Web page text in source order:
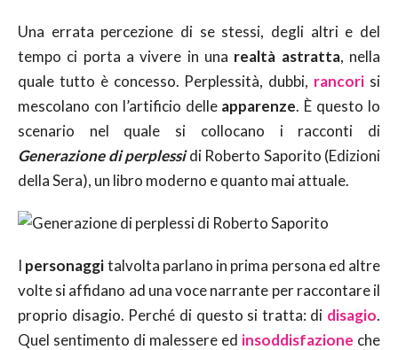
Una errata percezione di se stessi, degli altri e del
tempo ci porta a vivere in una realtà astratta, nella
quale tutto è concesso. Perplessità, dubbi, rancori si
mescolano con l’artificio delle apparenze. È questo lo
scenario nel quale si collocano i racconti di
Generazione di perplessi di Roberto Saporito (Edizioni
della Sera), un libro moderno e quanto mai attuale.
I personaggitalvolta parlano in prima persona ed altre
volte si affidano ad una voce narrante per raccontare il
proprio disagio. Perché di questo si tratta: di disagio.
Quel sentimento di malessere ed insoddisfazione che